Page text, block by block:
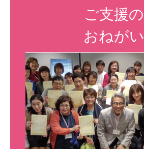
ご支援の
おねがい